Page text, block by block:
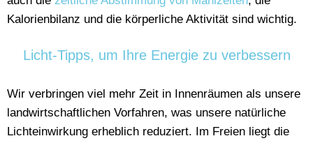
Kalorienbilanz und die körperliche Aktivität sind wichtig.
Licht-Tipps, um Ihre Energie zu verbessern
Wir verbringen viel mehr Zeit in Innenräumen als unsere
landwirtschaftlichen Vorfahren, was unsere natürliche
Lichteinwirkung erheblich reduziert. Im Freien liegt die